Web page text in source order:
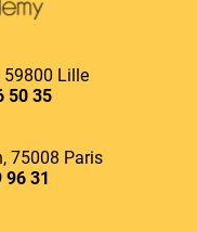
59800 Lille
50 35
75008 Paris
96 31